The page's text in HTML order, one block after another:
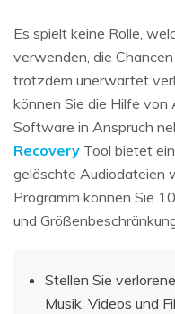
Es spielt keine Rolle,
verwenden, die
trotzdem unerwartet
können Sie die Hilfe
Software in Anspruch
Recovery Tool bietet
gelöschte Audiodateien
Programm können Sie
und
Stellen Sie
Musik, Videos und